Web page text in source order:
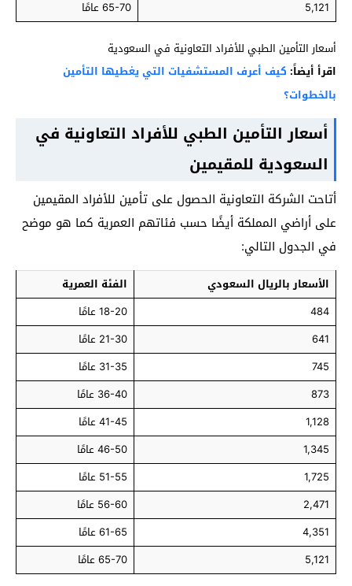
5,121 65-70 عامًا
أسعار التأمين الطبي للأفراد التعاونية في السعودية
اقرأ أيضاً: كيف أعرف المستشفيات التي يغطيها التأمين
بالخطوات؟
أسعار التأمين الطبي للأفراد التعاونية في
السعودية للمقيمين
أتاحت الشركة التعاونية الحصول على تأمين للأفراد المقيمين
على أراضي المملكة أيضًا حسب فئاتهم العمرية كما هو موضح
في الجدول التالي:
الأسعار بالريال السعودي
الفئة العمرية
484
18-20 عامًا
641
21-30 عامًا
745
31-35 عامًا
873
36-40 عامًا
1,128
41-45 عامًا
1,345
46-50 عامًا
1,725
51-55 عامًا
2,471
56-60 عامًا
4,351
61-65 عامًا
5,121
65-70 عامًا